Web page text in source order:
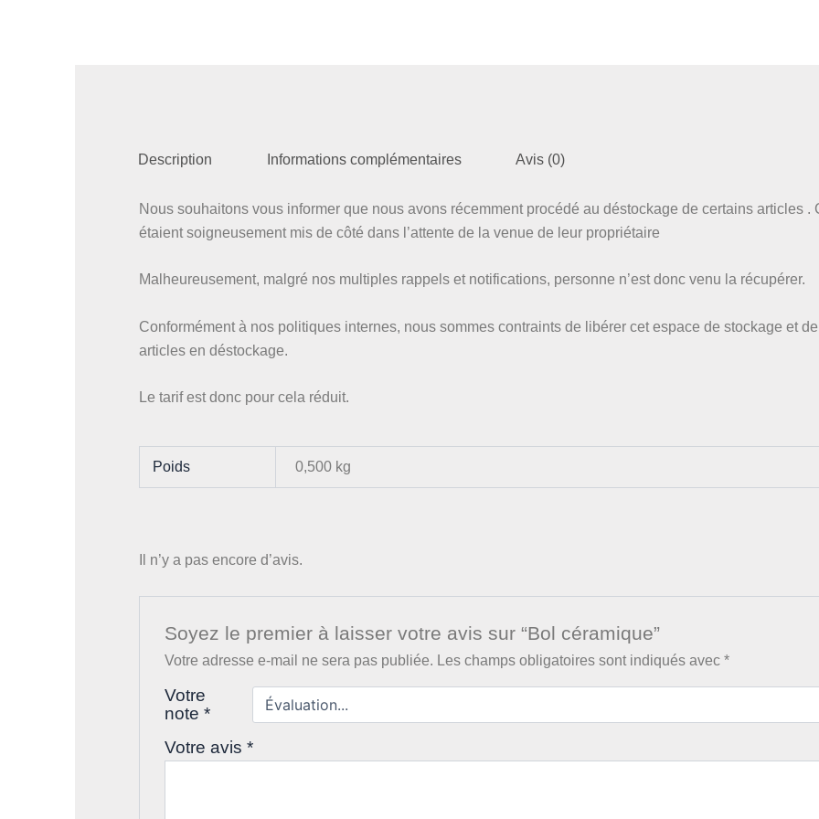
Description Informations complémentaires Avis (0)
Nous souhaitons vous informer que nous avons récemment procédé au déstockage de certains articles .
étaient soigneusement mis de côté dans l’attente de la venue de leur propriétaire
Malheureusement, malgré nos multiples rappels et notifications, personne n’est donc venu la récupérer.
Conformément à nos politiques internes, nous sommes contraints de libérer cet espace de stockage et
articles en déstockage.
Le tarif est donc pour cela réduit.
Poids 0,500 kg
Il n’y a pas encore d’avis.
Soyez le premier à laisser votre avis sur “Bol céramique”
Votre adresse e-mail ne sera pas publiée. Les champs obligatoires sont indiqués avec *
Votre
note *
Votre avis *